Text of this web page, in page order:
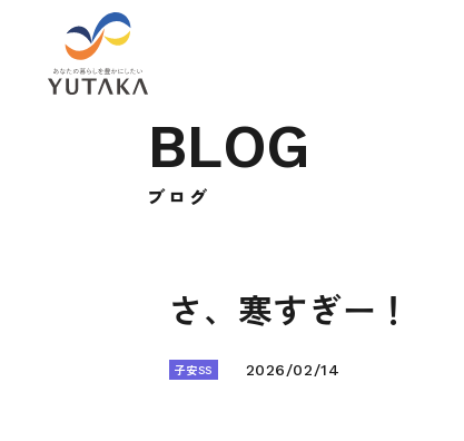
BLOG
ブロ グ
さ、寒すぎー！
子安SS 2026/02/14